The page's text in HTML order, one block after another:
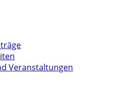
Veranstaltungen